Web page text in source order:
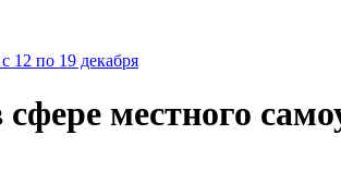
местного